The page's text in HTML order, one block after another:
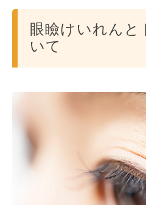
眼瞼けいれんと
いて